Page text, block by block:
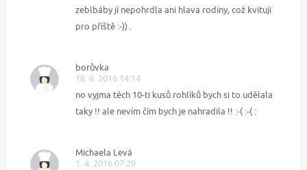
zeblbáby jí nepohrdla ani hlava rodiny, což kvituji
pro příště :-)) .
borůvka
18. 6. 2016 14:14
no vyjma těch 10-ti kusů rohlíků bych si to udělala
taky !! ale nevím čím bych je nahradila !! :-( :-( :
Michaela Levá
1. 4. 2016 07:29